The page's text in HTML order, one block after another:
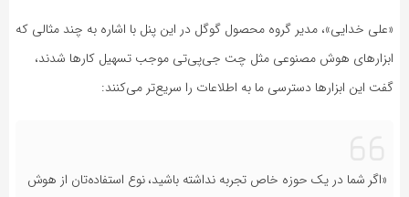
«علی خدایی»، مدیر گروه محصول گوگل در این پنل با اشاره به چند مثالی که
ابزارهای هوش مصنوعی مثل چت جی‌پی‌تی موجب تسهیل کارها شدند،
گفت این ابزارها دسترسی ما به اطلاعات را سریع‌تر می‌کنند:
«اگر شما در یک حوزه خاص تجربه نداشته باشید، نوع استفاده‌تان از هوش